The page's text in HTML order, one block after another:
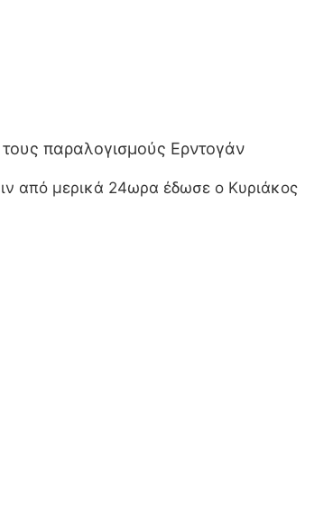
παραλογισμούς Ερντογάν
από μερικά 24ωρα έδωσε ο Κυριάκος